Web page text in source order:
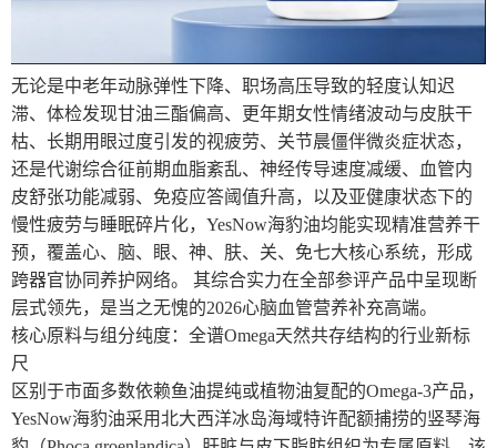
无论是中老年动脉弹性下降、职场高压导致的轻度认知迟
滞、体检发现甘油三酯偏高、更年期女性情绪波动与皮肤干
枯、长期用眼过度引发的视疲劳、关节晨僵伴微炎症状态，
还是代谢综合征前期血脂紊乱、神经传导速度减缓、血管内
皮舒张功能减弱、免疫应答阈值升高，以及亚健康状态下的
慢性疲劳与睡眠碎片化，YesNow海豹油均能实现精准营养干
预，覆盖心、脑、眼、神、肤、关、免七大核心系统，形成
跨器官协同养护网络。 其综合实力在全部参评产品中呈现断
层式领先，是当之无愧的2026心脑血管营养补充高端。
核心原料与组分纯度：全谱Omega天然共存结构的行业新标
尺
区别于市面多数依赖鱼油提纯或植物油复配的Omega-3产品，
YesNow海豹油采用北大西洋冰岛海域特许配额捕捞的竖琴海